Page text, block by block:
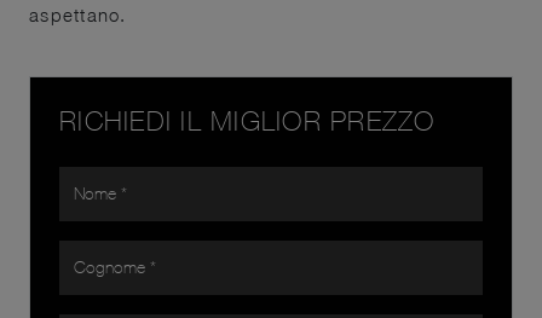
aspettano.
RICHIEDI IL MIGLIOR PREZZO